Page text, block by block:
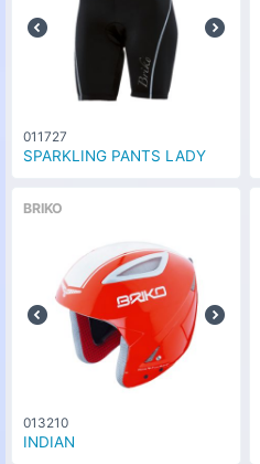
011727
SPARKLING PANTS LADY
BRIKO
013210
INDIAN